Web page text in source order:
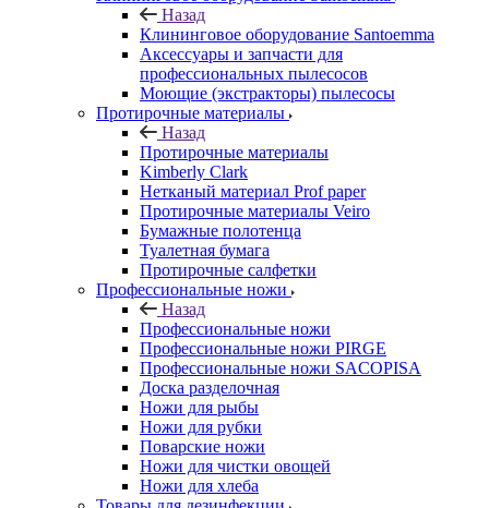
Назад
Клининговое оборудование Santoemma
Аксессуары и запчасти для
профессиональных пылесосов
Моющие (экстракторы) пылесосы
Протирочные материалы
Назад
Протирочные материалы
Kimberly Clark
Нетканый материал Prof paper
Протирочные материалы Veiro
Бумажные полотенца
Туалетная бумага
Протирочные салфетки
Профессиональные ножи
Назад
Профессиональные ножи
Профессиональные ножи PIRGE
Профессиональные ножи SACOPISA
Доска разделочная
Ножи для рыбы
Ножи для рубки
Поварские ножи
Ножи для чистки овощей
Ножи для хлеба